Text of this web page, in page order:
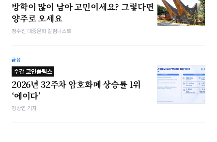
방학이 많이 남아 고민이세요? 그렇다면
양주로 오세요
정수진 대중문화 칼럼니스트
금융
주간 코인플릭스
2026년 32주차 암호화폐 상승률 1위
‘에이다’
김상연 기자